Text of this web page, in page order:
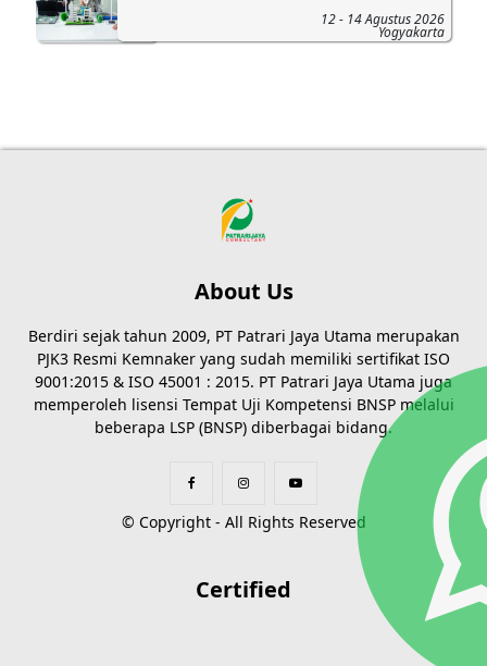
12 - 14 Agustus 2026
Yogyakarta
About Us
Berdiri sejak tahun 2009, PT Patrari Jaya Utama merupakan
PJK3 Resmi Kemnaker yang sudah memiliki sertifikat ISO
9001:2015 & ISO 45001 : 2015. PT Patrari Jaya Utama juga
memperoleh lisensi Tempat Uji Kompetensi BNSP melalui
beberapa LSP (BNSP) diberbagai bidang.
© Copyright - All Rights Reserved
Certified